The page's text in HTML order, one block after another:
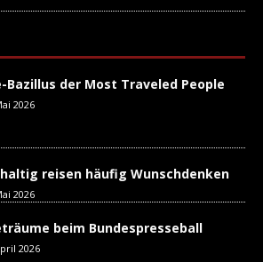
Bazillus der Most Traveled People
2026
reisen häufig Wunschdenken
2026
beim Bundespresseball
2026